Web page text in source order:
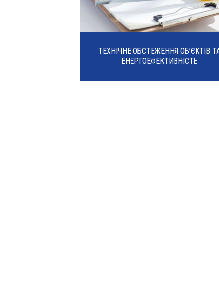
ТЕХНІЧНЕ ОБСТЕЖЕННЯ ОБ’ЄКТІВ
ЕНЕРГОЕФЕКТИВНІСТЬ